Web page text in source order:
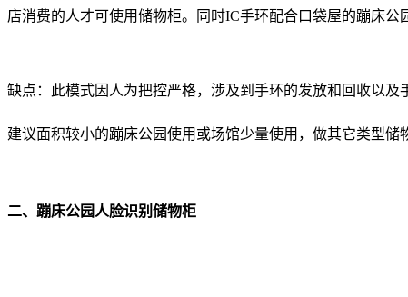
店消费的人才可使用储物柜。同时IC手环配合口袋屋的蹦床公
缺点：此模式因人为把控严格，涉及到手环的发放和回收以及
建议面积较小的蹦床公园使用或场馆少量使用，做其它类型储
二、蹦床公园人脸识别储物柜